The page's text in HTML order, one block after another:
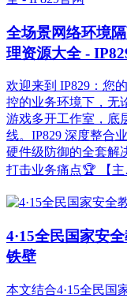
全场景网络环境
理资源大全 -
欢迎来到 IP829：您
控的业务环境下，无
游戏多开工作室，底
线。IP829 深度整合
硬件级防御的全套解
打击业务痛点🏆 【
4·15全民国家安
铁壁
本文结合4·15全民国